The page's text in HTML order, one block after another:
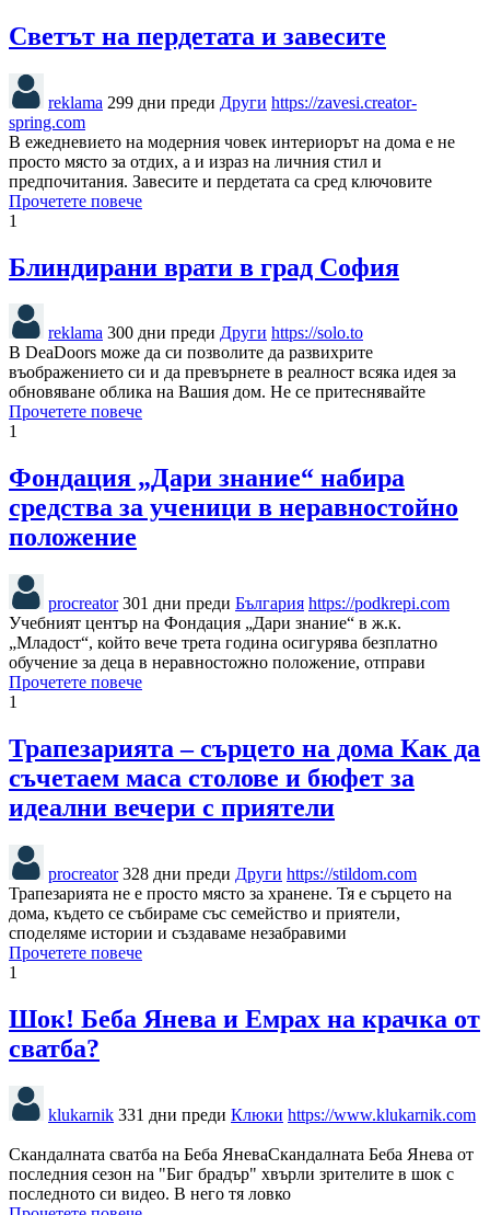
Светът на пердетата и завесите
reklama 299 дни преди Други https://zavesi.creator-
spring.com
В ежедневието на модерния човек интериорът на дома е не
просто място за отдих, а и израз на личния стил и
предпочитания. Завесите и пердетата са сред ключовите
Прочетете повече
1
Блиндирани врати в град София
reklama 300 дни преди Други https://solo.to
В DeaDoors може да си позволите да развихрите
въображението си и да превърнете в реалност всяка идея за
обновяване облика на Вашия дом. Не се притеснявайте
Прочетете повече
1
Фондация „Дари знание“ набира
средства за ученици в неравностойно
положение
procreator 301 дни преди България https://podkrepi.com
Учебният център на Фондация „Дари знание“ в ж.к.
„Младост“, който вече трета година осигурява безплатно
обучение за деца в неравностожно положение, отправи
Прочетете повече
1
Трапезарията – сърцето на дома Как да
съчетаем маса столове и бюфет за
идеални вечери с приятели
procreator 328 дни преди Други https://stildom.com
Трапезарията не е просто място за хранене. Тя е сърцето на
дома, където се събираме със семейство и приятели,
споделяме истории и създаваме незабравими
Прочетете повече
1
Шок! Беба Янева и Емрах на крачка от
сватба?
klukarnik 331 дни преди Клюки https://www.klukarnik.com
Скандалната сватба на Беба ЯневаСкандалната Беба Янева от
последния сезон на "Биг брадър" хвърли зрителите в шок с
последното си видео. В него тя ловко